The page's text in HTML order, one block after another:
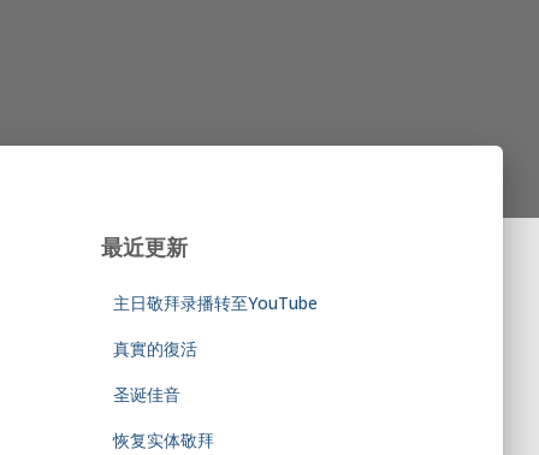
最近更新
主日敬拜录播转至YouTube
真實的復活
圣诞佳音
恢复实体敬拜